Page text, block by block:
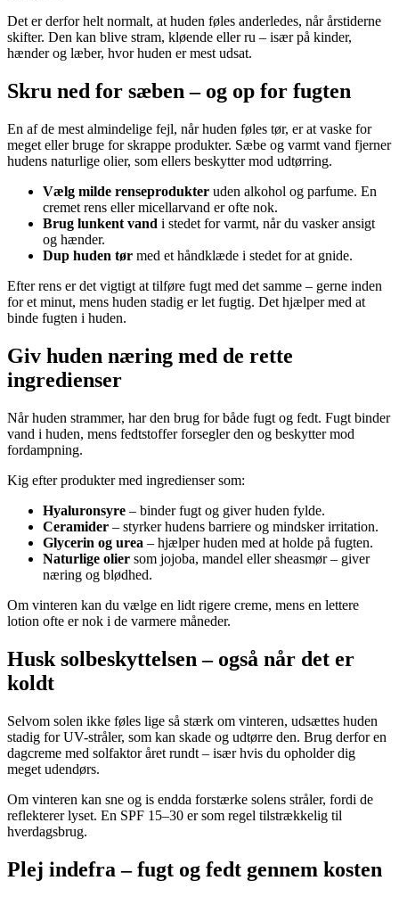
Det er derfor helt normalt, at huden føles anderledes, når årstiderne
skifter. Den kan blive stram, kløende eller ru – især på kinder,
hænder og læber, hvor huden er mest udsat.
Skru ned for sæben – og op for fugten
En af de mest almindelige fejl, når huden føles tør, er at vaske for
meget eller bruge for skrappe produkter. Sæbe og varmt vand fjerner
hudens naturlige olier, som ellers beskytter mod udtørring.
Vælg milde renseprodukter uden alkohol og parfume. En
cremet rens eller micellarvand er ofte nok.
Brug lunkent vand i stedet for varmt, når du vasker ansigt
og hænder.
Dup huden tør med et håndklæde i stedet for at gnide.
Efter rens er det vigtigt at tilføre fugt med det samme – gerne inden
for et minut, mens huden stadig er let fugtig. Det hjælper med at
binde fugten i huden.
Giv huden næring med de rette
ingredienser
Når huden strammer, har den brug for både fugt og fedt. Fugt binder
vand i huden, mens fedtstoffer forsegler den og beskytter mod
fordampning.
Kig efter produkter med ingredienser som:
Hyaluronsyre – binder fugt og giver huden fylde.
Ceramider – styrker hudens barriere og mindsker irritation.
Glycerin og urea – hjælper huden med at holde på fugten.
Naturlige olier som jojoba, mandel eller sheasmør – giver
næring og blødhed.
Om vinteren kan du vælge en lidt rigere creme, mens en lettere
lotion ofte er nok i de varmere måneder.
Husk solbeskyttelsen – også når det er
koldt
Selvom solen ikke føles lige så stærk om vinteren, udsættes huden
stadig for UV-stråler, som kan skade og udtørre den. Brug derfor en
dagcreme med solfaktor året rundt – især hvis du opholder dig
meget udendørs.
Om vinteren kan sne og is endda forstærke solens stråler, fordi de
reflekterer lyset. En SPF 15–30 er som regel tilstrækkelig til
hverdagsbrug.
Plej indefra – fugt og fedt gennem kosten